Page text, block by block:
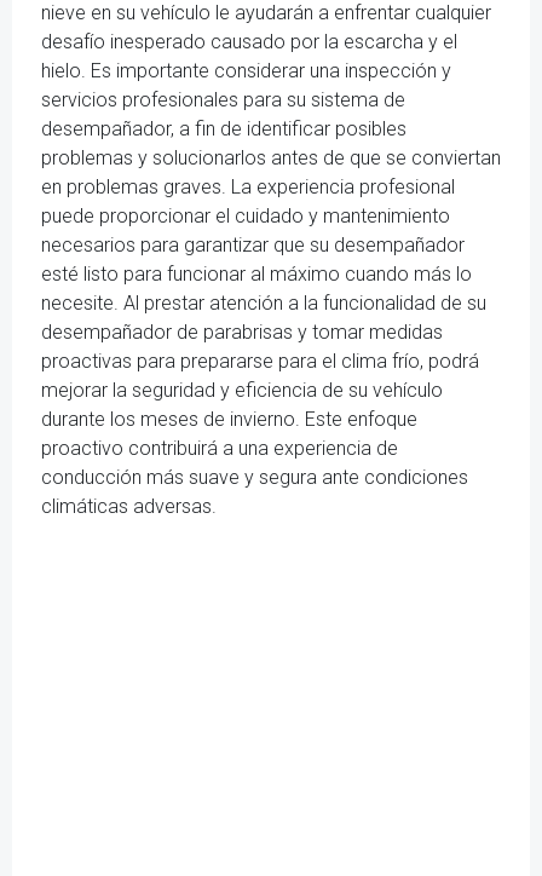
nieve en su vehículo le ayudarán a enfrentar cualquier
desafío inesperado causado por la escarcha y el
hielo. Es importante considerar una inspección y
servicios profesionales para su sistema de
desempañador, a fin de identificar posibles
problemas y solucionarlos antes de que se conviertan
en problemas graves. La experiencia profesional
puede proporcionar el cuidado y mantenimiento
necesarios para garantizar que su desempañador
esté listo para funcionar al máximo cuando más lo
necesite. Al prestar atención a la funcionalidad de su
desempañador de parabrisas y tomar medidas
proactivas para prepararse para el clima frío, podrá
mejorar la seguridad y eficiencia de su vehículo
durante los meses de invierno. Este enfoque
proactivo contribuirá a una experiencia de
conducción más suave y segura ante condiciones
climáticas adversas.